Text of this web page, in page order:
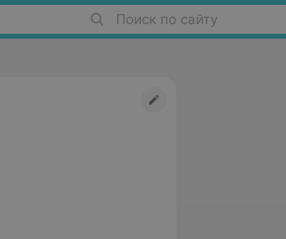
Поиск по сайту